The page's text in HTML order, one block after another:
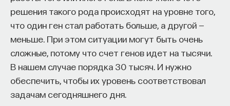
решения такого рода происходят на уровне того,
что один ген стал работать больше, а другой —
меньше. При этом ситуации могут быть очень
сложные, потому что счет генов идет на тысячи.
В нашем случае порядка 30 тысяч. И нужно
обеспечить, чтобы их уровень соответствовал
задачам сегодняшнего дня.
нами
с удовольствием занимаются спортом, танцуют
и вообще перемещаются в пространстве. Люди,
у которых черная субстанция не очень активна
(а это в основном зависит от генов),
соответственно, двигательно более ленивы
и не получают столько удовольствия
от физических упражнений, но они получают
удовольствие от чего-то другого: от еды или